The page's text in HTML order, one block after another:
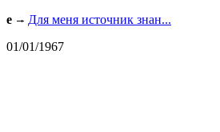
e
Для меня источник знан...
01/01/1967